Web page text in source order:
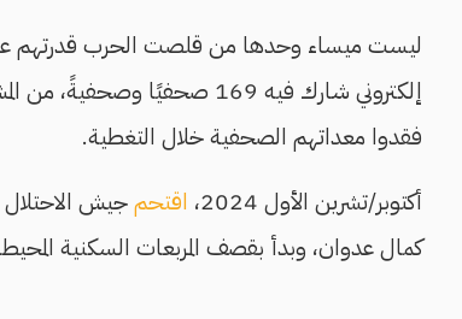
ليست ميساء وحدها من قلصت الحرب قدرتهم
فقدوا معداتهم الصحفية خلال التغطية.
أكتوبر/تشرين الأول 2024،
اقتحمجيش الاحتلال
كمال عدوان، وبدأ بقصف المربعات السكنية